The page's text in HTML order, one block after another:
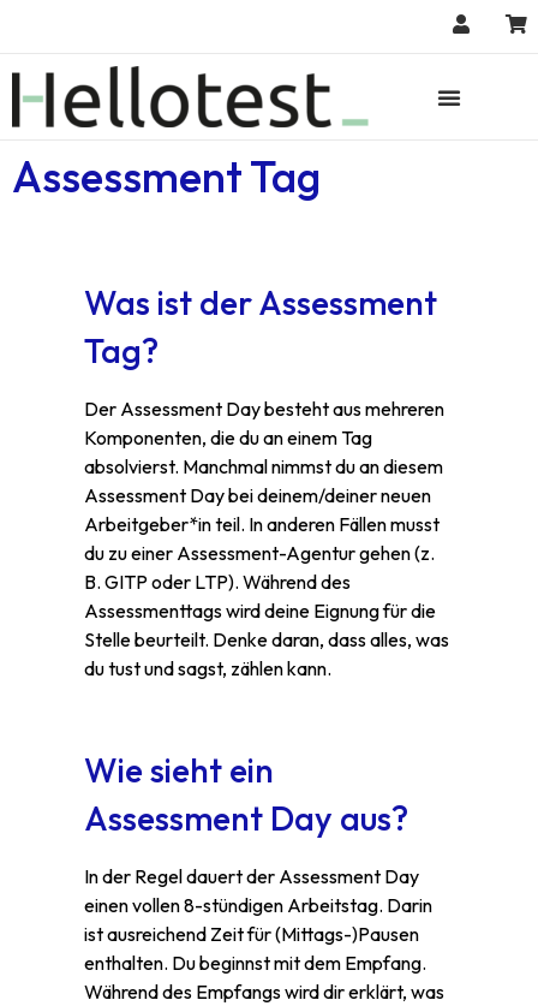
Assessment Tag
Was ist der Assessment
Tag?
Der Assessment Day besteht aus mehreren
Komponenten, die du an einem Tag
absolvierst. Manchmal nimmst du an diesem
Assessment Day bei deinem/deiner neuen
Arbeitgeber*in teil. In anderen Fällen musst
du zu einer Assessment-Agentur gehen (z.
B. GITP oder LTP). Während des
Assessmenttags wird deine Eignung für die
Stelle beurteilt. Denke daran, dass alles, was
du tust und sagst, zählen kann.
Wie sieht ein
Assessment Day aus?
In der Regel dauert der Assessment Day
einen vollen 8-stündigen Arbeitstag. Darin
ist ausreichend Zeit für (Mittags-)Pausen
enthalten. Du beginnst mit dem Empfang.
Während des Empfangs wird dir erklärt, was